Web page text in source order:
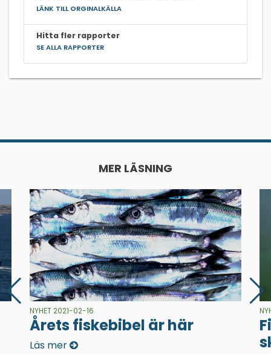
LÄNK TILL ORGINALKÄLLA
Hitta fler rapporter
SE ALLA RAPPORTER
MER LÄSNING
NYHET 2021-02-16
Årets fiskebibel är här
Läs mer